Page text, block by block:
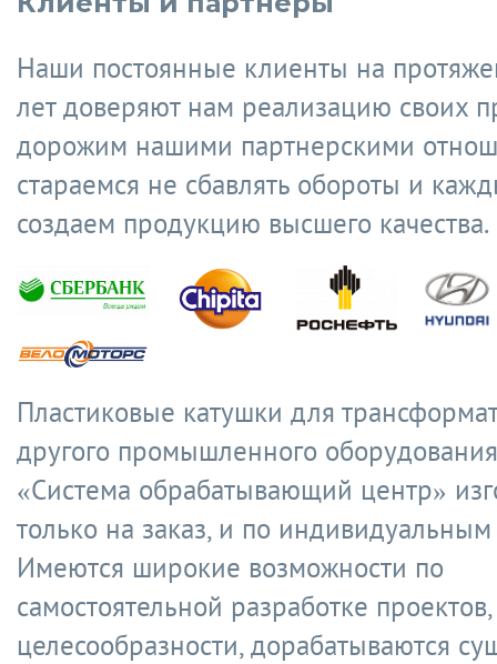
Наши постоянные клиенты на
лет доверяют нам реализацию своих
дорожим нашими партнерскими
стараемся не сбавлять обороты и
создаем продукцию высшего качества.
Пластиковые катушки для
другого промышленного
«Система обрабатывающий центр»
только на заказ, и по
Имеются широкие возможности по
самостоятельной разработке
целесообразности, дорабатываются